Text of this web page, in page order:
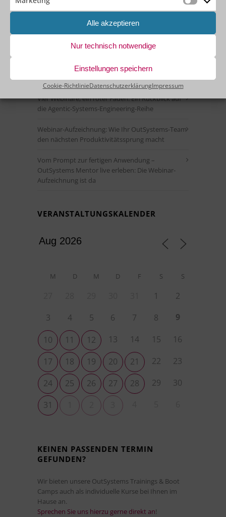
Alle akzeptieren
Nur technisch notwendige
Einstellungen speichern
Cookie-RichtlinieDatenschutzerklärungImpressum
AGENTBASE BLOG
Vier Webinare, ein roter Faden: Ein Rückblick auf
die Agentic-Systems-Engineering-Reihe
Webinar-Aufzeichnung: Wie Ihr OutSystems-Team
den nächsten Produktivitätssprung macht
Vom Prompt zur fertigen Anwendung –
OutSystems Mentor live erleben: Die Webinar-
Aufzeichnung ist da
VERANSTALTUNGSKALENDER
M D M D F S S
1
2
3
4 5 6 7 8 9
10 11 12 13 14 15
16
17
18 19 20 21 22
23
24
25 26 27 28 29
30
31
KEINEN PASSENDEN TERMIN
GEFUNDEN?
Wir bieten unsere OutSystems Trainings & Boot
Camps auch als individuelle Kurse bei Ihnen im
Hause an.
Sprechen Sie uns hierzu gerne direkt an!